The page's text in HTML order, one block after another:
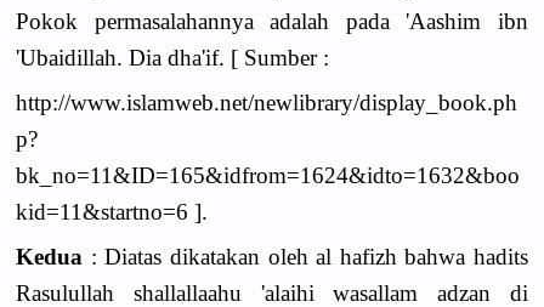
Pokok permasalahannya adalah pada 'Aashim ibn
'Ubaidillah. Dia dha'if. [ Sumber :
http://www.islamweb.net/newlibrary/display_book.ph
p?
bk_no=11&ID=165&idfrom=1624&idto=1632&boo
kid=11&startno=6 ].
Kedua : Diatas dikatakan oleh al hafizh bahwa hadits
Rasulullah shallallaahu 'alaihi wasallam adzan di